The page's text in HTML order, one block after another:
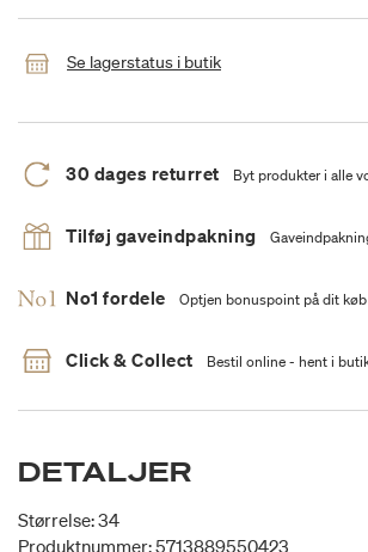
Se lagerstatus i butik
30 dages returret Byt produkter i alle
Tilføj gaveindpakning
No1 fordele Optjen bonuspoint på dit køb
Click & Collect Bestil online - hent i
DETALJER
Størrelse: 34
Produktnummer: 5713889550423